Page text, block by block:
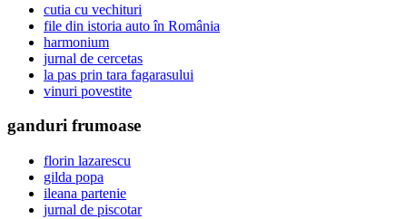
cutia cu vechituri
file din istoria auto în România
harmonium
jurnal de cercetas
la pas prin tara fagarasului
vinuri povestite
ganduri frumoase
florin lazarescu
gilda popa
ileana partenie
jurnal de piscotar